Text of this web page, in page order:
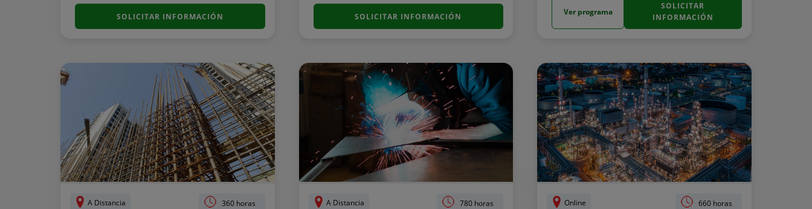
SOLICITAR INFORMACIÓN SOLICITAR INFORMACIÓN Ver programa
SOLICITAR
INFORMACIÓN
A Distancia 360 horas A Distancia 780 horas Online 660 horas